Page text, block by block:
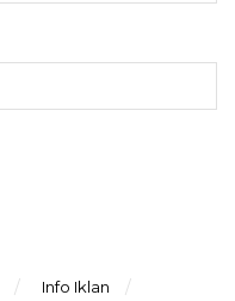
Info Iklan